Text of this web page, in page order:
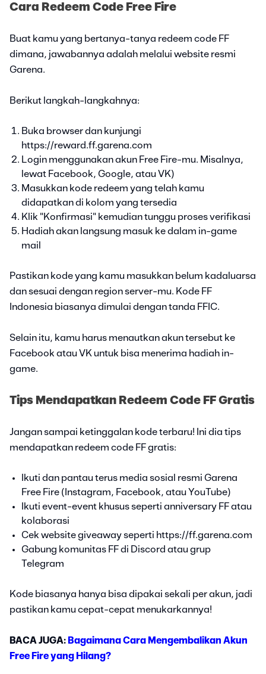
Cara Redeem Code Free Fire
Buat kamu yang bertanya-tanya redeem code FF
dimana, jawabannya adalah melalui website resmi
Garena.
Berikut langkah-langkahnya:
Buka browser dan kunjungi
https://reward.ff.garena.com
Login menggunakan akun Free Fire-mu. Misalnya,
lewat Facebook, Google, atau VK)
Masukkan kode redeem yang telah kamu
didapatkan di kolom yang tersedia
Klik "Konfirmasi" kemudian tunggu proses verifikasi
Hadiah akan langsung masuk ke dalam in-game
mail
Pastikan kode yang kamu masukkan belum kadaluarsa
dan sesuai dengan region server-mu. Kode FF
Indonesia biasanya dimulai dengan tanda FFIC.
Selain itu, kamu harus menautkan akun tersebut ke
Facebook atau VK untuk bisa menerima hadiah in-
game.
Tips Mendapatkan Redeem Code FF Gratis
Jangan sampai ketinggalan kode terbaru! Ini dia tips
mendapatkan redeem code FF gratis:
Ikuti dan pantau terus media sosial resmi Garena
Free Fire (Instagram, Facebook, atau YouTube)
Ikuti event-event khusus seperti anniversary FF atau
kolaborasi
Cek website giveaway seperti https://ff.garena.com
Gabung komunitas FF di Discord atau grup
Telegram
Kode biasanya hanya bisa dipakai sekali per akun, jadi
pastikan kamu cepat-cepat menukarkannya!
BACA JUGA: Bagaimana Cara Mengembalikan Akun
Free Fire yang Hilang?